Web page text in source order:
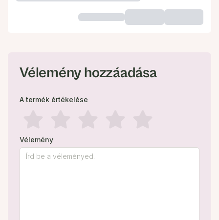
Vélemény hozzáadása
A termék értékelése
Vélemény